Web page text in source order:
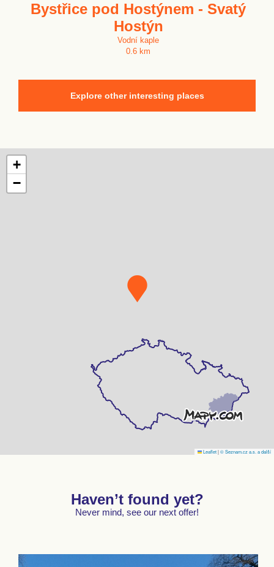
Bystřice pod Hostýnem - Svatý
Hostýn
Vodní kaple
0.6 km
Explore other interesting places
+
−
Leaflet|© Seznam.cz a.s. a další
Haven’t found yet?
Never mind, see our next offer!